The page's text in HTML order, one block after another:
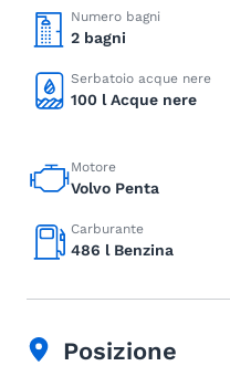
Numero bagni
2 bagni
Serbatoio acque nere
100 l Acque nere
Motore
Volvo Penta
Carburante
486 l Benzina
Posizione